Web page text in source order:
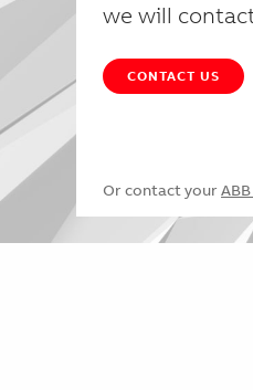
we will
CONTACT US
Or contact your